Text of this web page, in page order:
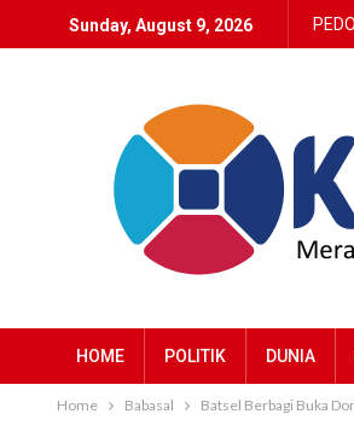
Sunday, August 9, 2026
HOME POLITIK DUNIA
Home Babasal Batsel Berbagi Buka